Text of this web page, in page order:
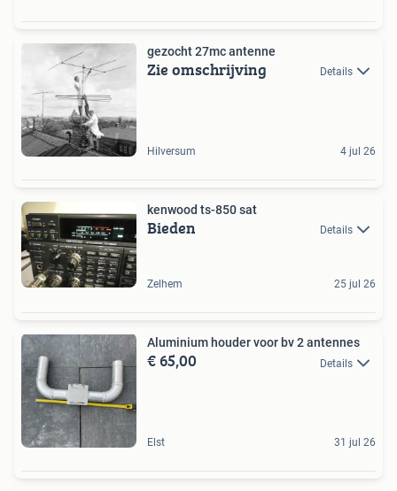
gezocht 27mc antenne
Zie omschrijving Details
Hilversum 4 jul 26
kenwood ts-850 sat
Bieden Details
Zelhem 25 jul 26
Aluminium houder voor bv 2 antennes
€ 65,00 Details
Elst 31 jul 26